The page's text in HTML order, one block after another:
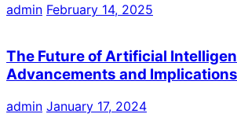
admin February 14, 2025
The Future of Artificial
Advancements and Implications
admin January 17, 2024